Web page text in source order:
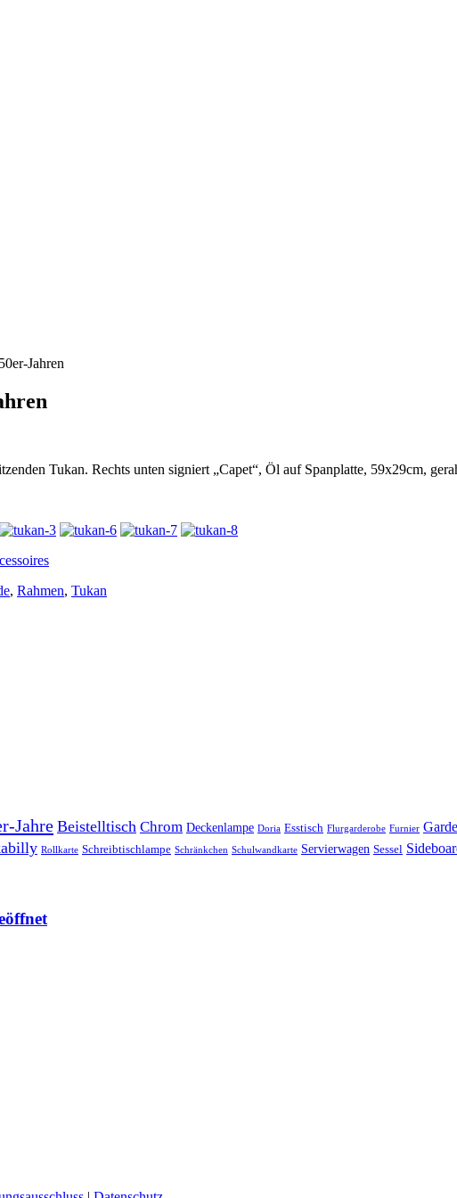
Jahren
Tukan. Rechts unten signiert „Capet“, Öl auf Spanplatte, 59x29cm,
, Rahmen, Tukan
Jahre Beistelltisch Chrom Deckenlampe Doria Esstisch Flurgarderobe Furnier
Rollkarte Schreibtischlampe Schränkchen Schulwandkarte Servierwagen Sessel